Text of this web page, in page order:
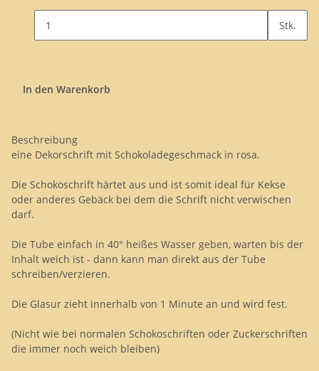
Stk.
In den Warenkorb
Beschreibung
eine Dekorschrift mit Schokoladegeschmack in rosa.
Die Schokoschrift härtet aus und ist somit ideal für Kekse
oder anderes Gebäck bei dem die Schrift nicht verwischen
darf.
Die Tube einfach in 40° heißes Wasser geben, warten bis der
Inhalt weich ist - dann kann man direkt aus der Tube
schreiben/verzieren.
Die Glasur zieht innerhalb von 1 Minute an und wird fest.
(Nicht wie bei normalen Schokoschriften oder Zuckerschriften
die immer noch weich bleiben)